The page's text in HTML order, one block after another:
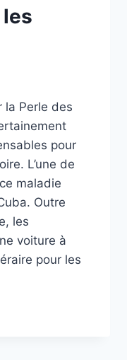
la Perle des
pour
L’une de
maladie
Outre
les
voiture à
pour les